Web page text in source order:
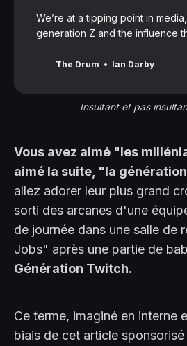
We’re at a tipping point in
generation Z and the influence
Twitch explains the new rules of
masters from their values and
the first of a fiv…
The Drum Ian Darby
Insultant et pas
Vous avez aimé "les
aimé la suite, "la
allez adorer leur plus grand
sorti des arcanes d'une
de journée dans une salle de
Jobs" après une partie de
Génération Twitch.
Ce terme, imaginé en interne
biais de cet article